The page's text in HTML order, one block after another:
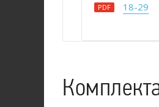
PDF 18-29